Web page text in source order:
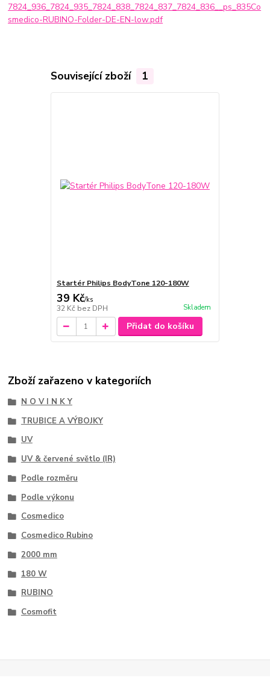
7824_936_7824_935_7824_838_7824_837_7824_836__ps_835Co
smedico-RUBINO-Folder-DE-EN-low.pdf
Související zboží 1
Startér Philips BodyTone 120-180W
39 Kč/ks
32 Kč bez DPH Skladem
Přidat do košíku
Zboží zařazeno v kategoriích
N O V I N K Y
TRUBICE A VÝBOJKY
UV
UV & červené světlo (IR)
Podle rozměru
Podle výkonu
Cosmedico
Cosmedico Rubino
2000 mm
180 W
RUBINO
Cosmofit